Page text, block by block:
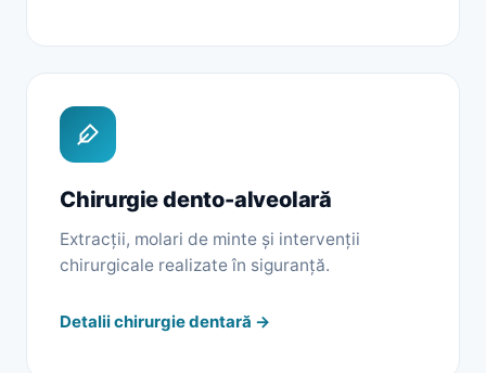
Chirurgie dento-alveolară
Extracții, molari de minte și intervenții
chirurgicale realizate în siguranță.
Detalii chirurgie dentară →